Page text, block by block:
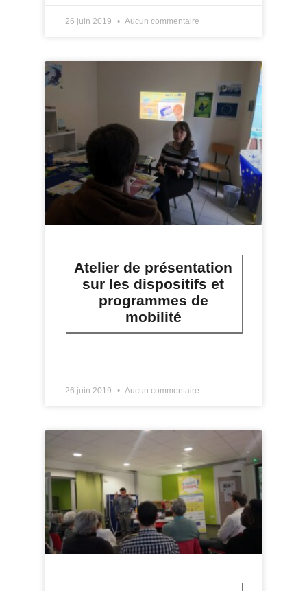
26 juin 2019 Aucun commentaire
Atelier de présentation
sur les dispositifs et
programmes de
mobilité
26 juin 2019 Aucun commentaire